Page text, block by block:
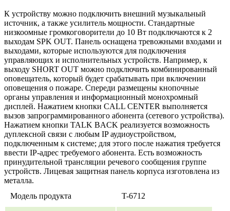
К устройству можно подключить внешний музыкальный
источник, а также усилитель мощности. Стандартные
низкоомные громкоговорители до 10 Вт подключаются к 2
выходам SPK OUT. Панель оснащена тревожными входами и
выходами, которые используются для подключения
управляющих и исполнительных устройств. Например, к
выходу SHORT OUT можно подключить комбинированный
оповещатель, который будет срабатывать при включении
оповещения о пожаре. Спереди размещены кнопочные
органы управления и информационный монохромный
дисплей. Нажатием кнопки CALL CENTER выполняется
вызов запрограммированного абонента (сетевого устройства).
Нажатием кнопки TALK BACK реализуется возможность
дуплексной связи с любым IP аудиоустройством,
подключенным к системе; для этого после нажатия требуется
ввести IP-адрес требуемого абонента. Есть возможность
принудительной трансляции речевого сообщения группе
устройств. Лицевая защитная панель корпуса изготовлена из
металла.
Модель продукта
T-6712